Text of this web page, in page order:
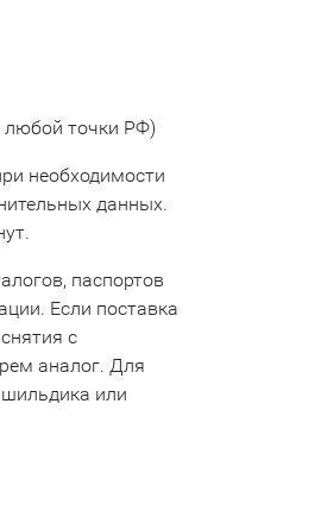
любой точки РФ)
необходимости
данных.
паспортов
Если поставка
с
аналог. Для
или